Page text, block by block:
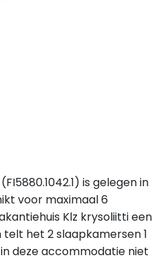
is gelegen in
voor maximaal 6
Klz krysoliitti een
het 2 slaapkamersen 1
deze accommodatie niet